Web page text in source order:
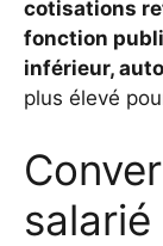
cotisations
fonction
inférieur,
plus élevé